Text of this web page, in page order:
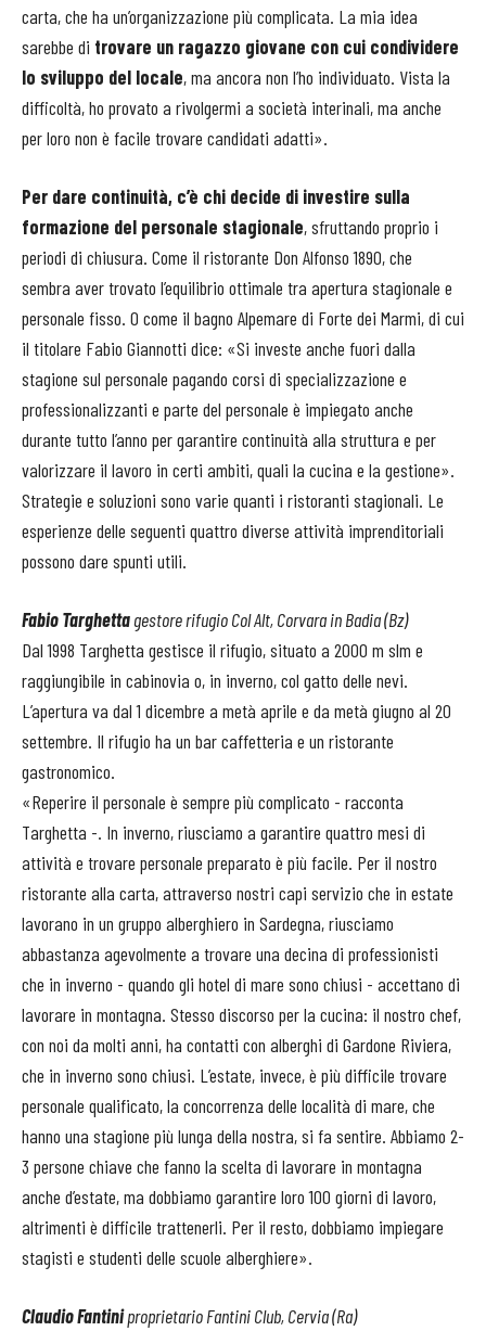
carta, che ha un’organizzazione più complicata. La mia idea
sarebbe di trovare un ragazzo giovane con cui condividere
lo sviluppo del locale, ma ancora non l’ho individuato. Vista la
difficoltà, ho provato a rivolgermi a società interinali, ma anche
per loro non è facile trovare candidati adatti».
Per dare continuità, c’è chi decide di investire sulla
formazione del personale stagionale, sfruttando proprio i
periodi di chiusura. Come il ristorante Don Alfonso 1890, che
sembra aver trovato l’equilibrio ottimale tra apertura stagionale e
personale fisso. O come il bagno Alpemare di Forte dei Marmi, di cui
il titolare Fabio Giannotti dice: «Si investe anche fuori dalla
stagione sul personale pagando corsi di specializzazione e
professionalizzanti e parte del personale è impiegato anche
durante tutto l’anno per garantire continuità alla struttura e per
valorizzare il lavoro in certi ambiti, quali la cucina e la gestione».
Strategie e soluzioni sono varie quanti i ristoranti stagionali. Le
esperienze delle seguenti quattro diverse attività imprenditoriali
possono dare spunti utili.
Fabio Targhettagestore rifugio Col Alt, Corvara in Badia (Bz)
Dal 1998 Targhetta gestisce il rifugio, situato a 2000 m slm e
raggiungibile in cabinovia o, in inverno, col gatto delle nevi.
L’apertura va dal 1 dicembre a metà aprile e da metà giugno al 20
settembre. Il rifugio ha un bar caffetteria e un ristorante
gastronomico.
«Reperire il personale è sempre più complicato - racconta
Targhetta -. In inverno, riusciamo a garantire quattro mesi di
attività e trovare personale preparato è più facile. Per il nostro
ristorante alla carta, attraverso nostri capi servizio che in estate
lavorano in un gruppo alberghiero in Sardegna, riusciamo
abbastanza agevolmente a trovare una decina di professionisti
che in inverno - quando gli hotel di mare sono chiusi - accettano di
lavorare in montagna. Stesso discorso per la cucina: il nostro chef,
con noi da molti anni, ha contatti con alberghi di Gardone Riviera,
che in inverno sono chiusi. L’estate, invece, è più difficile trovare
personale qualificato, la concorrenza delle località di mare, che
hanno una stagione più lunga della nostra, si fa sentire. Abbiamo 2-
3 persone chiave che fanno la scelta di lavorare in montagna
anche d’estate, ma dobbiamo garantire loro 100 giorni di lavoro,
altrimenti è difficile trattenerli. Per il resto, dobbiamo impiegare
stagisti e studenti delle scuole alberghiere».
Claudio Fantiniproprietario Fantini Club, Cervia (Ra)